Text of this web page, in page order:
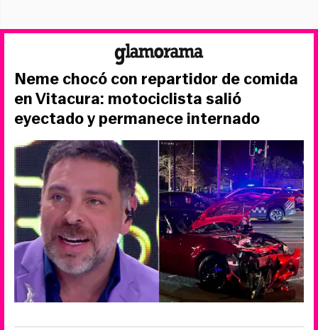
Neme chocó con repartidor de comida
en Vitacura: motociclista salió
eyectado y permanece internado